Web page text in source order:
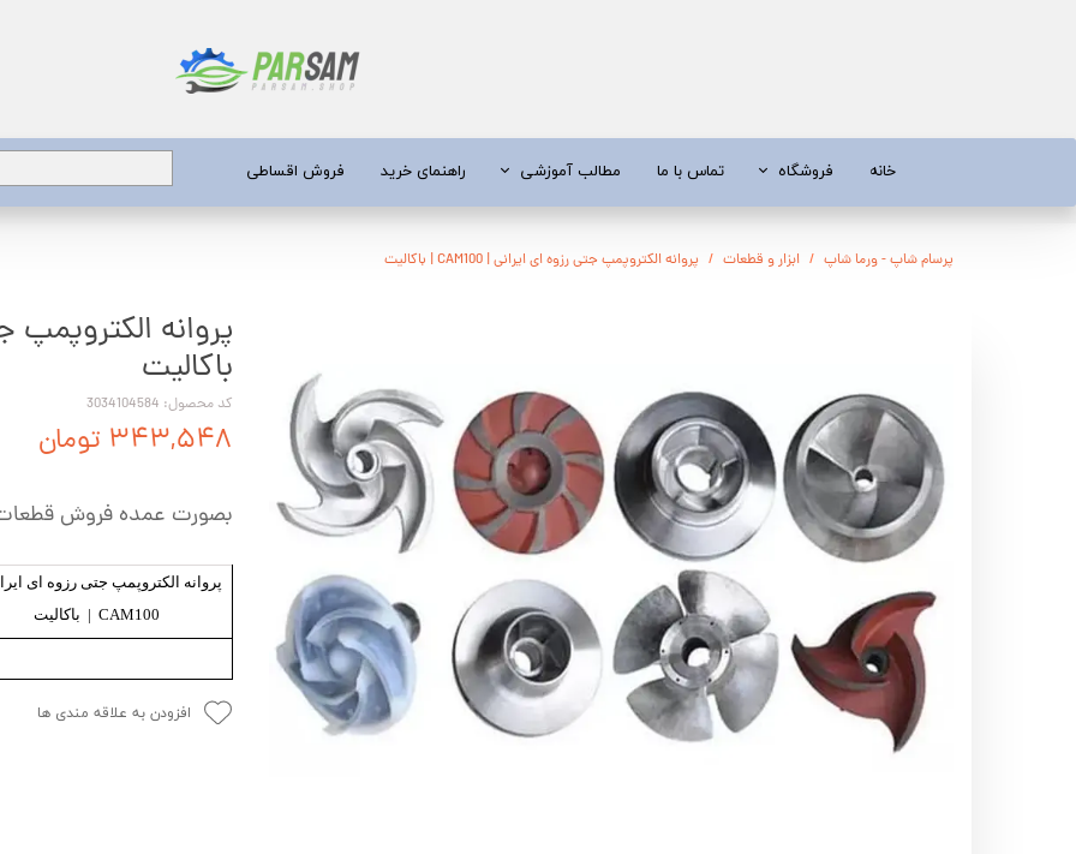
خانه فروشگاه
آبسردکن و دستگاه تصفیه آب
پمپ آب
کفکش / لجن کش
موتور پمپ
اره زنجیری / علفتراش
شناور چاه عمیق
سمپاش
بخارشو
سایر پمپ
تماس با ما مطالب آموزشی
تیلر
کفکش و لجن کش
پمپ آب خانگی
ابزار و قطعات
کارواش
موتور تک
موتور پمپ
سمپاش
علتفراش
راهنمای خرید فروش اقساطی
پرسام شاپ - ورما شاپ ابزار و قطعات پروانه الکتروپمپ جتی رزوه ای ایرانی | CAM100 | باکالیت
باکالیت
کد محصول: 3034104584
۳۴۳,۵۴۸ تومان
بصورت عمده فروش
پروانه الکتروپمپ جتی رزوه ای
CAM100 | باکالیت
افزودن به علاقه مندی ها